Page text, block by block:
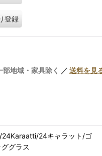
登録
地域・家具除く ／ 送料を見
24キャラット/ゴ
グラス